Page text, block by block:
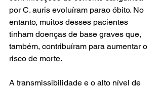
por C. auris evoluíram parao óbito. No
entanto, muitos desses pacientes
tinham doenças de base graves que,
também, contribuíram para aumentar o
risco de morte.
A transmissibilidade e o alto nível de